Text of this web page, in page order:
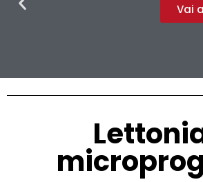
Vai